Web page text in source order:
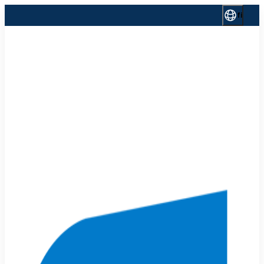
sisältöön
fi